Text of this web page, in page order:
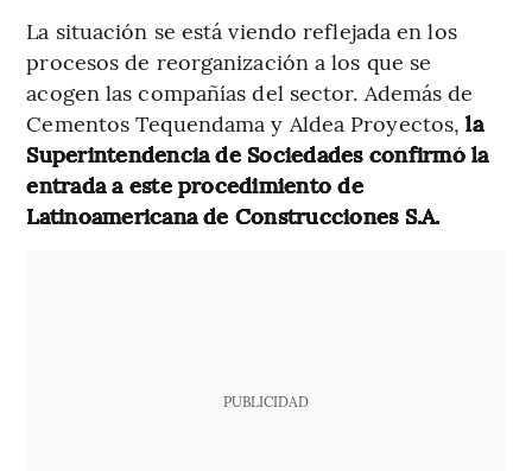
La situación se está viendo reflejada en los
procesos de reorganización a los que se
acogen las compañías del sector. Además de
Cementos Tequendama y Aldea Proyectos, la
Superintendencia de Sociedades confirmó la
entrada a este procedimiento de
Latinoamericana de Construcciones S.A.
PUBLICIDAD